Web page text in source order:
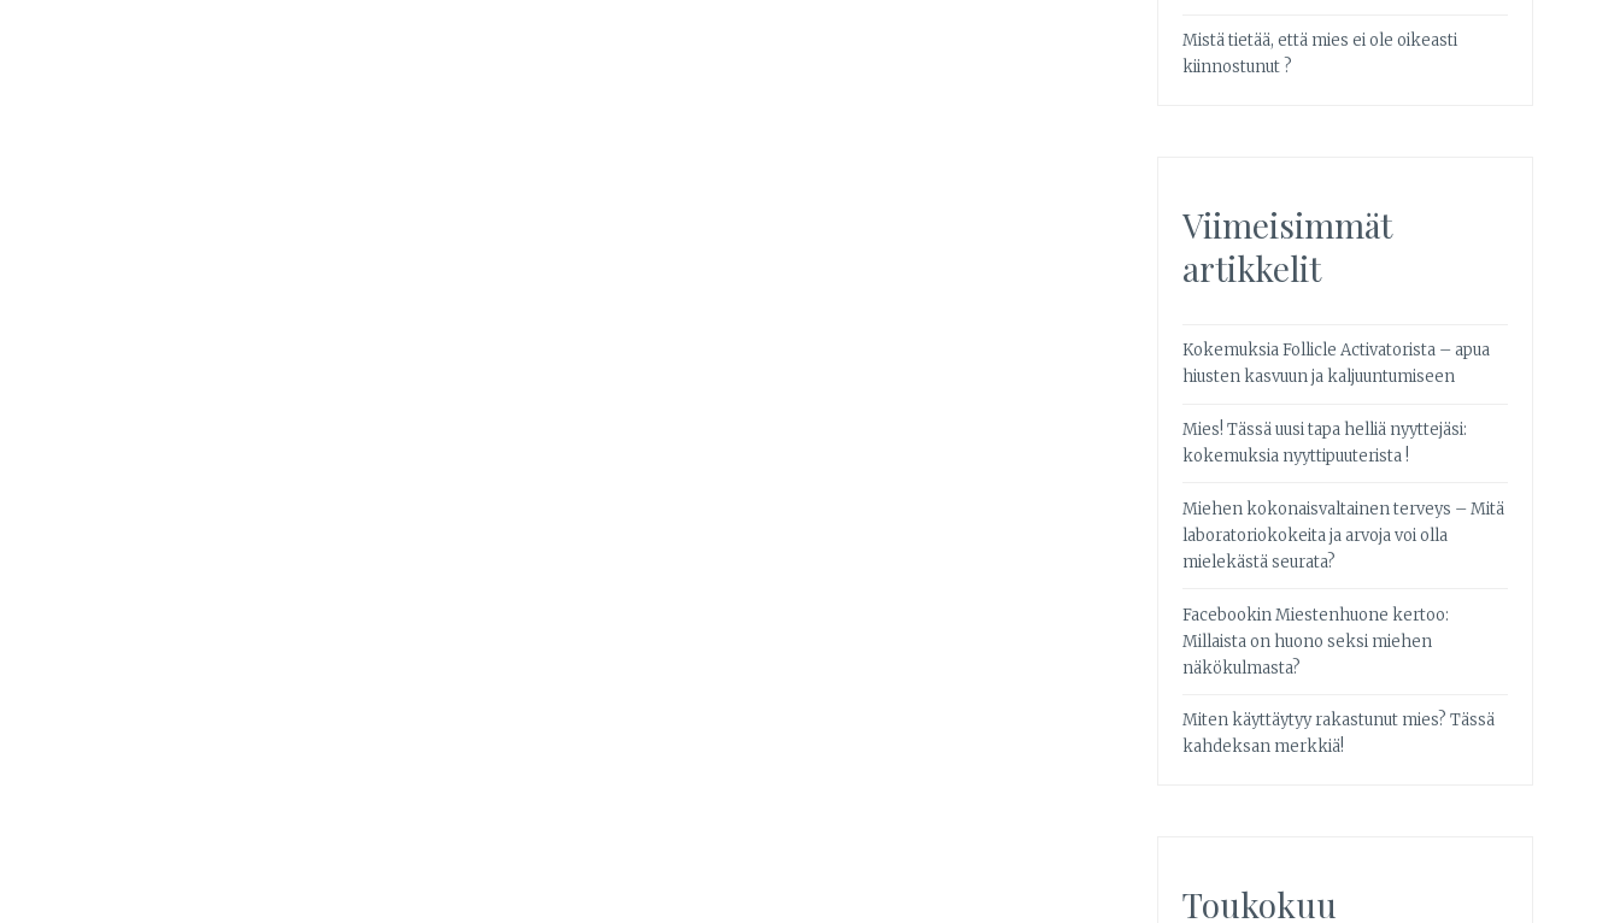
Mistä tietää, että mies ei ole oikeasti
kiinnostunut ?
Viimeisimmät
artikkelit
Kokemuksia Follicle Activatorista – apua
hiusten kasvuun ja kaljuuntumiseen
Mies! Tässä uusi tapa helliä nyyttejäsi:
kokemuksia nyyttipuuterista !
Miehen kokonaisvaltainen terveys – Mitä
laboratoriokokeita ja arvoja voi olla
mielekästä seurata?
Facebookin Miestenhuone kertoo:
Millaista on huono seksi miehen
näkökulmasta?
Miten käyttäytyy rakastunut mies? Tässä
kahdeksan merkkiä!
Toukokuu